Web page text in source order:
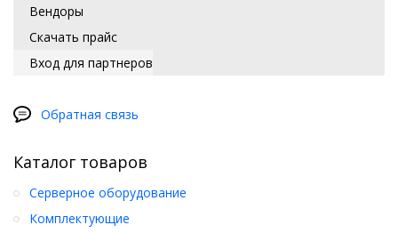
Вендоры
Скачать прайс
Вход для партнеров
Обратная связь
Каталог товаров
Серверное оборудование
Комплектующие